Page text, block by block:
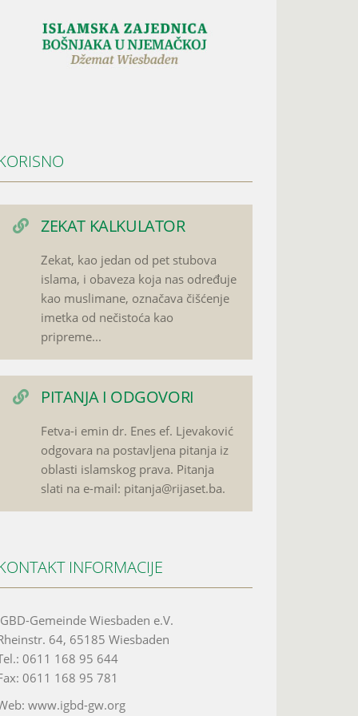
ZEKAT KALKULATOR
Zekat, kao jedan od pet stubova
islama, i obaveza koja nas određuje
kao muslimane, označava čišćenje
imetka od nečistoća kao
pripreme...
PITANJA I ODGOVORI
Fetva-i emin dr. Enes ef. Ljevaković
odgovara na postavljena pitanja iz
oblasti islamskog prava. Pitanja
slati na e-mail: pitanja@rijaset.ba.
INFORMACIJE
Gemeinde Wiesbaden e.V.
64, 65185 Wiesbaden
0611 168 95 644
0611 168 95 781
www.igbd-gw.org